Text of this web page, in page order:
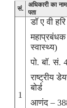
सं.
अधिकारी का
पता
1
डॉ ए वी
स्वास्थ्य)
पो. बॉ. सं.
राष्ट्रीय
बोर्ड
आणंद –